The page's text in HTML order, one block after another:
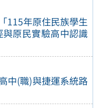
115年原住民族學生
原民實驗高中認識
中(職)與捷運系統路